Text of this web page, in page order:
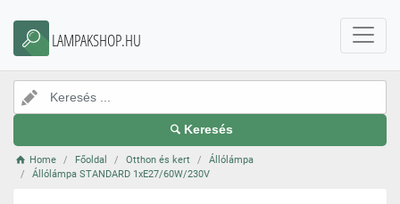
LAMPAKSHOP.HU
Keresés
Home Főoldal Otthon és kert
Állólámpa
Állólámpa STANDARD 1xE27/60W/230V